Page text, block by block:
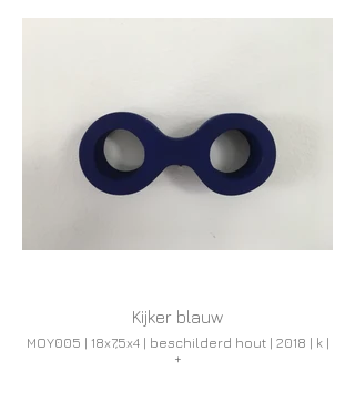
Kijker blauw
MOY005 | 18x7,5x4 | beschilderd hout | 2018 | k |
+